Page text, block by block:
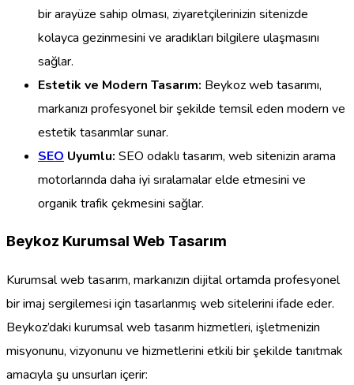
bir arayüze sahip olması, ziyaretçilerinizin sitenizde
kolayca gezinmesini ve aradıkları bilgilere ulaşmasını
sağlar.
Estetik ve Modern Tasarım: Beykoz web tasarımı,
markanızı profesyonel bir şekilde temsil eden modern ve
estetik tasarımlar sunar.
SEO Uyumlu: SEO odaklı tasarım, web sitenizin arama
motorlarında daha iyi sıralamalar elde etmesini ve
organik trafik çekmesini sağlar.
Beykoz Kurumsal Web Tasarım
Kurumsal web tasarım, markanızın dijital ortamda profesyonel
bir imaj sergilemesi için tasarlanmış web sitelerini ifade eder.
Beykoz’daki kurumsal web tasarım hizmetleri, işletmenizin
misyonunu, vizyonunu ve hizmetlerini etkili bir şekilde tanıtmak
amacıyla şu unsurları içerir: